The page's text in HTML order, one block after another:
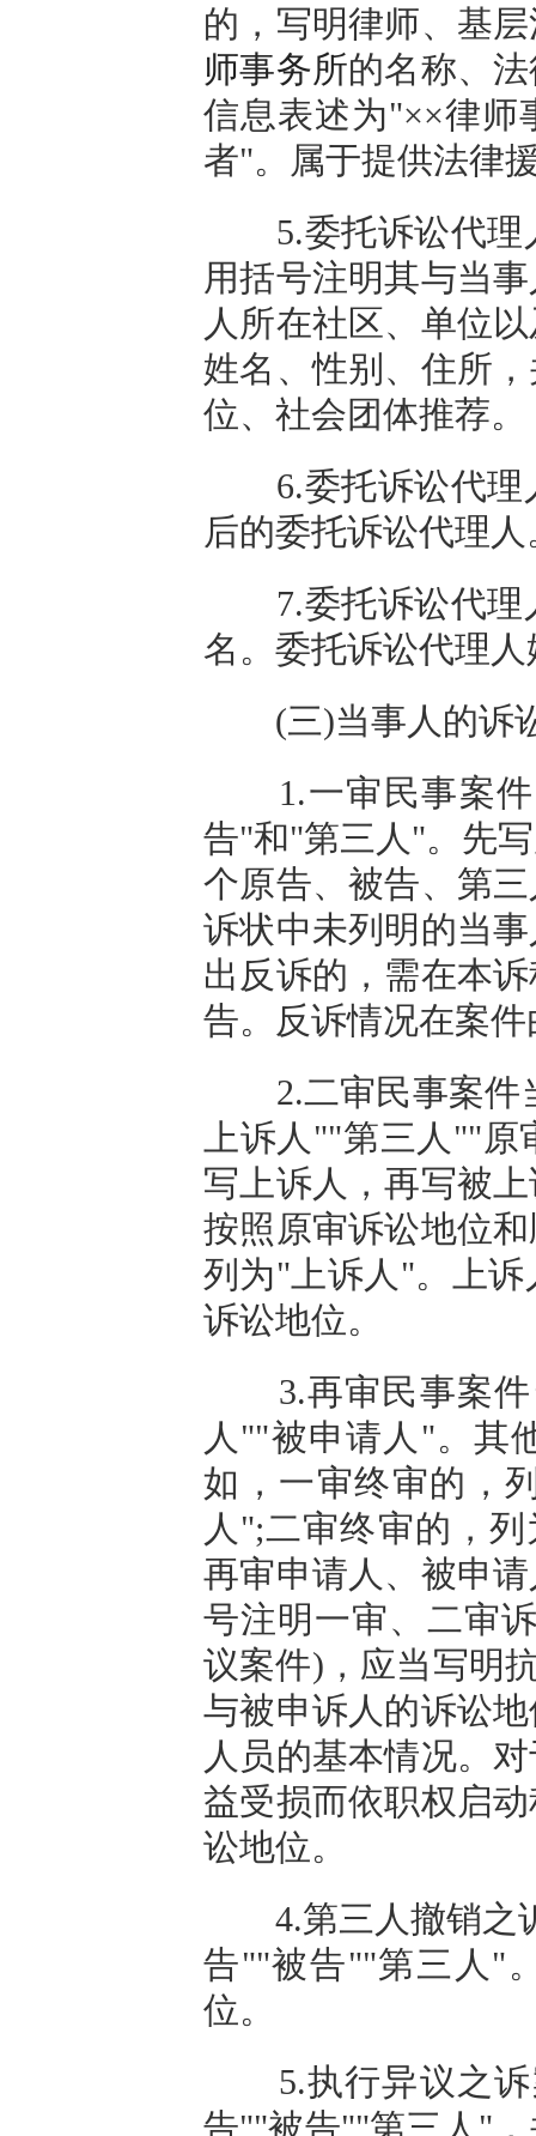
的，写明律师、基
师事务所的名称、
信息表述为"××律师
者"。属于提供法律
5.委托诉讼代理
用括号注明其与当
人所在社区、单位
姓名、性别、住所
位、社会团体推荐。
6.委托诉讼代理
后的委托诉讼代理
7.委托诉讼代理
名。委托诉讼代理
(三)当事人的诉
1.一审民事案件
告"和"第三人"。先
个原告、被告、第
诉状中未列明的当
出反诉的，需在本
告。反诉情况在案
2.二审民事案件
上诉人""第三人""原
写上诉人，再写被
按照原审诉讼地位
列为"上诉人"。上
诉讼地位。
3.再审民事案件
人""被申请人"。其
如，一审终审的，
人";二审终审的，
再审申请人、被申
号注明一审、二审
议案件)，应当写明
与被申诉人的诉讼
人员的基本情况。
益受损而依职权启
讼地位。
4.第三人撤销之
告""被告""第三人"
位。
5.执行异议之诉
告""被告""第三人"